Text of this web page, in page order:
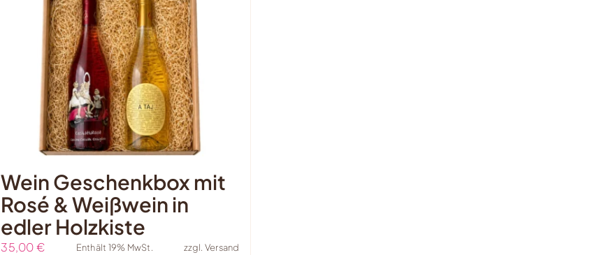
Wein Geschenkbox mit
Rosé & Weißwein in
edler Holzkiste
35,00€ Enthält 19% MwSt. zzgl. Versand